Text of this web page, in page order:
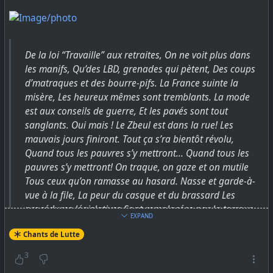
l’heure du dernier message, son identifiant, ses clés,
les libellés des membres, les administrateurs, les
groupe, les brouillons, le nombre de messages, le
nombre de messages envoyés, la date et l’heure
d’expiration des messages, et bien plus encore, sont
conservés de façon permanente.
Exemple
"id": "REDACTED",
"groupId": "REDACTED",
"type": "group",
"version": 2,
"expireTimerVersion": 1,
"unreadCount": 0,
"verified": 0,
"messageCount": 3,
"sentMessageCount": 2,
"name": "REDACTED",
"publicParams": "REDACTED",
De la loi “Travaille” aux retraites, On ne voit plus dans
les manifs, Qu’des LBD, grenades qui pètent, Des coups
d’matraques et des bourre-pifs. La France suinte la
misère, Les heureux mêmes sont tremblants. La mode
est aux conseils de guerre, Et les pavés sont tout
sanglants. Oui mais ! Le Zbeul est dans la rue! Les
mauvais jours finiront. Tout ça s’ra bientôt révolu,
Quand tous les pauvres s’y mettront... Quand tous les
pauvres s’y mettront! On traque, on gaze et on mutile
Tous ceux qu’on ramasse au hasard. Nasse et garde-à-
vue à la file, La peur du casque et du brassard Les
procédures législatives Sont remplacées par la terreur
pour l'empereur Oui mais ! Le Zbeul est dans la rue! Les
mauvais jours finiront. Tout ça s’ra bientôt révolu,
Quand tous les pauvres s’y mettront... Quand tous les
EXPAND
Chants de Lutte
3